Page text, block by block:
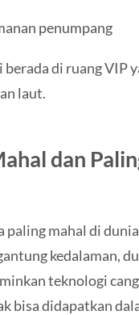
penumpang
di ruang VIP
laut.
dan
mahal di
kedalaman,
teknologi
bisa didapatkan